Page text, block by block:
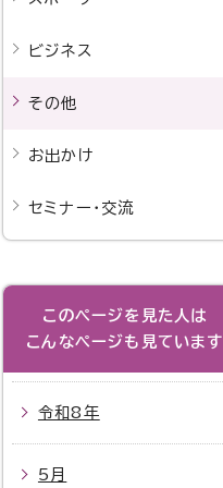
ビジネス
その他
お出かけ
セミナー・交流
このページを見た人は
こんなページも見ています
令和8年
5月